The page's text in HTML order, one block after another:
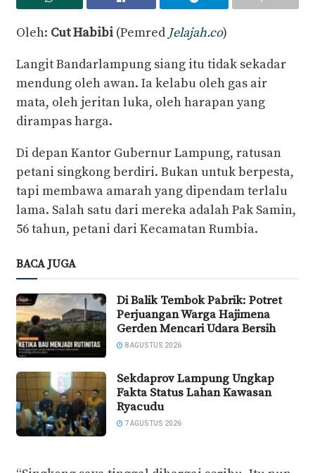
Oleh: Cut Habibi (Pemred Jelajah.co)
Langit Bandarlampung siang itu tidak sekadar
mendung oleh awan. Ia kelabu oleh gas air
mata, oleh jeritan luka, oleh harapan yang
dirampas harga.
Di depan Kantor Gubernur Lampung, ratusan
petani singkong berdiri. Bukan untuk berpesta,
tapi membawa amarah yang dipendam terlalu
lama. Salah satu dari mereka adalah Pak Samin,
56 tahun, petani dari Kecamatan Rumbia.
BACA JUGA
Di Balik Tembok Pabrik: Potret
Perjuangan Warga Hajimena
Gerden Mencari Udara Bersih
8 AGUSTUS 2026
Sekdaprov Lampung Ungkap
Fakta Status Lahan Kawasan
Ryacudu
7 AGUSTUS 2026